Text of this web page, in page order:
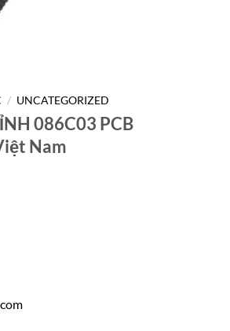
/ UNCATEGORIZED
086C03 PCB
Nam